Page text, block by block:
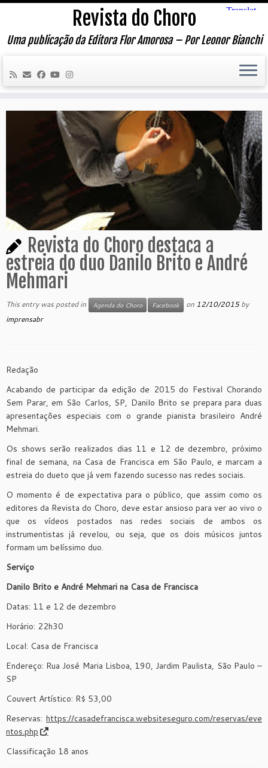
Skip
content
Revista do Choro
Uma publicação da Editora Flor Amorosa – Por Leonor Bianchi
Revista do Choro destaca a
estreia do duo Danilo Brito e André
Mehmari
This entry was posted in Agenda do Choro Facebook on 12/10/2015 by
imprensabr
Redação
Acabando de participar da edição de 2015 do Festival Chorando
Sem Parar, em São Carlos, SP, Danilo Brito se prepara para duas
apresentações especiais com o grande pianista brasileiro André
Mehmari.
Os shows serão realizados dias 11 e 12 de dezembro, próximo
final de semana, na Casa de Francisca em São Paulo, e marcam a
estreia do dueto que já vem fazendo sucesso nas redes sociais.
O momento é de expectativa para o público, que assim como os
editores da Revista do Choro, deve estar ansioso para ver ao vivo o
que os vídeos postados nas redes sociais de ambos os
instrumentistas já revelou, ou seja, que os dois músicos juntos
formam um belíssimo duo.
Serviço
Danilo Brito e André Mehmari na Casa de Francisca
Datas: 11 e 12 de dezembro
Horário: 22h30
Local: Casa de Francisca
Endereço: Rua José Maria Lisboa, 190, Jardim Paulista, São Paulo –
SP
Couvert Artístico: R$ 53,00
Reservas: https://casadefrancisca.websiteseguro.com/reservas/eve
ntos.php
Classificação 18 anos